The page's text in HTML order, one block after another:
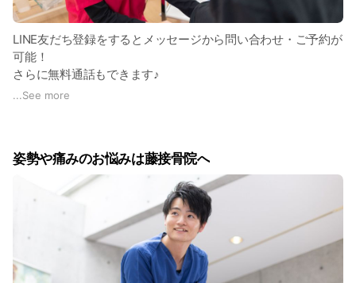
LINE友だち登録をするとメッセージから問い合わせ・ご予約が
可能！
さらに無料通話もできます♪
...See more
姿勢や痛みのお悩みは藤接骨院へ